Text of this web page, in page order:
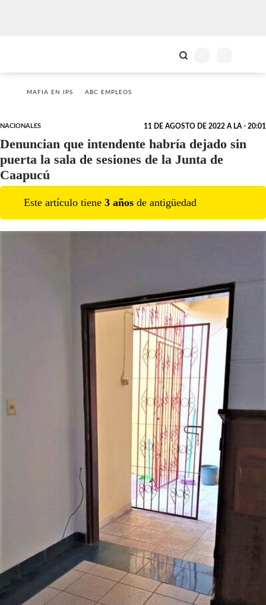
MAFIA EN IPS ABC EMPLEOS
NACIONALES 11 DE AGOSTO DE 2022 A LA - 20:01
Denuncian que intendente habría dejado sin
puerta la sala de sesiones de la Junta de
Caapucú
Este artículo tiene 3 años de antigüedad